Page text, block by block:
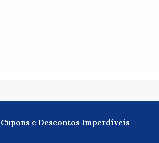
Cupons e Descontos Imperdíveis